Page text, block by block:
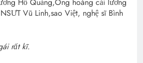
rất kĩ.